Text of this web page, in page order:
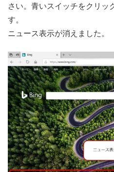
さい。青いスイッチをクリッ
す。
ニュース表示が消えました。